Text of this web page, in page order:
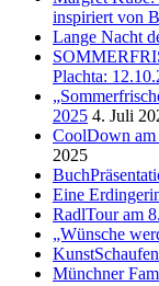
inspiriert von
Lange Nacht
Plachta:
2025 4. Juli
CoolDown am
2025
Eine
RadlTour am
„Wünsche
Münchner